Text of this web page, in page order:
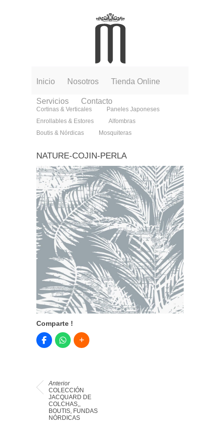
Inicio Nosotros Tienda Online
Servicios Contacto
Cortinas & Verticales
Paneles Japoneses
Enrollables & Estores
Alfombras
Boutis & Nórdicas
Mosquiteras
NATURE-COJIN-PERLA
Comparte !
Anterior
COLECCIÓN
JACQUARD DE
COLCHAS,,
BOUTIS, FUNDAS
NÓRDICAS